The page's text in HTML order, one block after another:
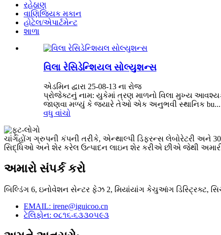
રહેઠાણ
વાણિજ્યિક મકાન
હોટેલ/એપાર્ટમેન્ટ
શાળા
વિલા રેસિડેન્શિયલ સોલ્યુશન્સ
એડમિન દ્વારા 25-08-13 ના રોજ
પ્રોજેક્ટનું નામ: યુકેમાં ત્રણ માળનો વિલા મુખ્ય
જાણવા મળ્યું કે જ્યારે તેઓ એક અનુભવી સ્થાનિક bu...
વધુ વાંચો
ચાંગહોંગ ગ્રુપની કંપની તરીકે, એન્થાલ્પી ડિફરન્સ લેબોરેટરી અને
સિદ્ધિઓ અને શેર કરેલ ઉત્પાદન લાઇન શેર કરીએ છીએ જેથી અમારી
અમારો સંપર્ક કરો
બિલ્ડિંગ 6, ઇનોવેશન સેન્ટર ફેઝ 2, મિયાંયાંગ કેચુઆંગ ડિસ્ટ્રિક્ટ,
EMAIL: irene@iguicoo.cn
ટેલિફોન: ૦૮૧૬-૬૩૩૦૫૯૩